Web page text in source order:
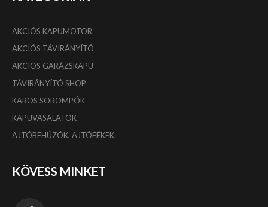
AKCIÓS KAPUMOTOR
AKCIÓS TÁVIRÁNYÍTÓ
AKCIÓS GARÁZSKAPU
TÁVIRÁNYÍTÓ SHOP
KAROS SOROMPÓK
KAPUVASALATOK
AJTÓBEHÚZÓK, AJTÓFÉKEK
KÖVESS MINKET